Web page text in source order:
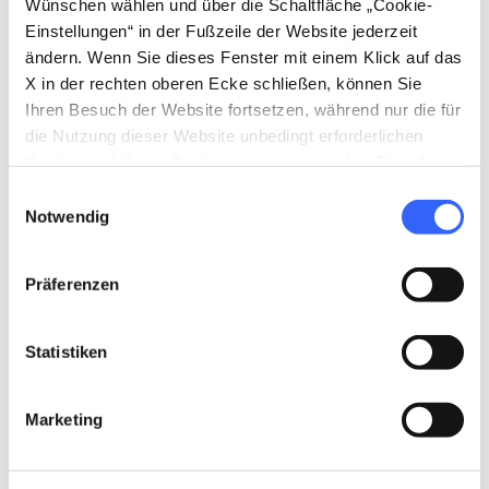
Wünschen wählen und über die Schaltfläche „Cookie-
Einstellungen“ in der Fußzeile der Website jederzeit
ändern. Wenn Sie dieses Fenster mit einem Klick auf das
X in der rechten oberen Ecke schließen, können Sie
Ihren Besuch der Website fortsetzen, während nur die für
die Nutzung dieser Website unbedingt erforderlichen
Zustimmung.
Notwendig
Präferenzen
Statistiken
Marketing
Hinweise
Abbazia di San Miniato a Monte
Via delle Porte Sante, 34, 50125 Firenze
language Webseite
https://sanminiatoalmonte.it/ open_in_new